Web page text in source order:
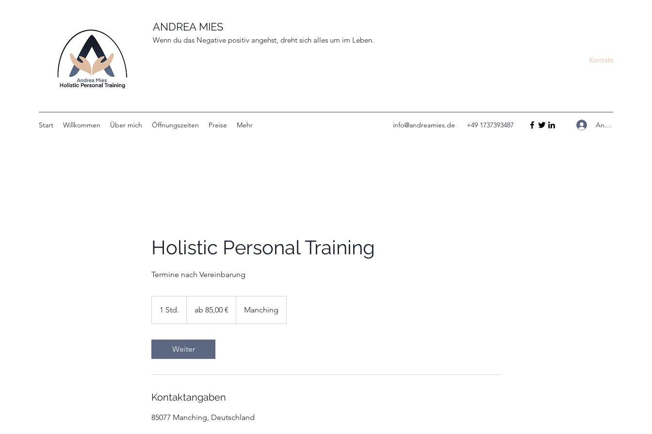
ANDREA MIES
Wenn du das Negative positiv angehst, dreht sich alles um im Leben.
Kontakt
Start Willkommen Über mich Öffnungszeiten Preise Mehr info@andreamies.de +49 1737393487 Anmelden
Holistic Personal Training
Termine nach Vereinbarung
1 Std.
S
d
ab 85,00 € Manching
Weiter
Kontaktangaben
85077 Manching, Deutschland